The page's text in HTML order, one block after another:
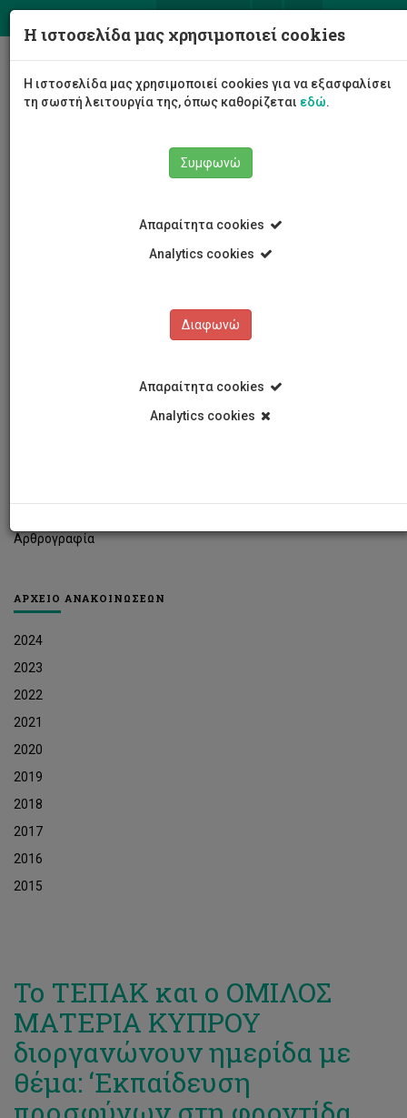
Αρθρογραφία
ΑΡΧΕΙΟ ΑΝΑΚΟΙΝΩΣΕΩΝ
2024
2023
2022
2021
2020
2019
2018
2017
2016
2015
Το ΤΕΠΑΚ και ο ΟΜΙΛΟΣ
ΜΑΤΕΡΙΑ ΚΥΠΡΟΥ
διοργανώνουν ημερίδα με
θέμα: ‘Εκπαίδευση
Η ιστοσελίδα μας χρησιμοποιεί cookies
Η ιστοσελίδα μας χρησιμοποιεί cookies για να εξασφαλίσει
τη σωστή λειτουργία της, όπως καθορίζεται εδώ.
Συμφωνώ
Απαραίτητα cookies
Analytics cookies
Διαφωνώ
Απαραίτητα cookies
Analytics cookies